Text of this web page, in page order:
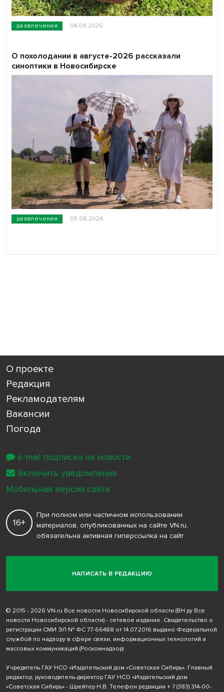
развлечения 04.08.2026
развлечения 05.08.2026
О похолодании в августе-2026 рассказали
синоптики в Новосибирске
О проекте
Редакция
Рекламодателям
Вакансии
Погода
НАПИСАТЬ В РЕДАКЦИЮ
16+
При полном или частичном использовании
материалов, опубликованных на сайте VN.ru,
обязательна активная гиперссылка на сайт
© 2015 - 2026 VN.ru Все новости Новосибирской области (ВН.ру Все
новости Новосибирской области) - сетевое издание. Свидетельство о
регистрации СМИ ЭЛ № ФС 77-66488 от 14.07.2016 выдано Федеральной
службой по надзору в сфере связи, информационных технологий и
массовых коммуникаций (Роскомнадзор)
Учредитель ГАУ НСО «Издательский дом «Советская Сибирь». Главный
редактор, руководитель-директор ГАУ НСО «Издательский дом
«Советская Сибирь» - Шрейтер Н.В. Телефон редакции + 7 (383) 314-00-
e-mail подписка на новости
Включить уведомления
Мобильная версия сайта